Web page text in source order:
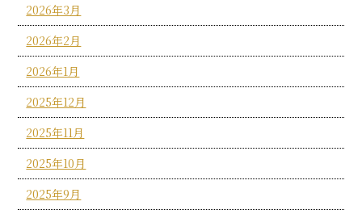
2026年3月
2026年2月
2026年1月
2025年12月
2025年11月
2025年10月
2025年9月